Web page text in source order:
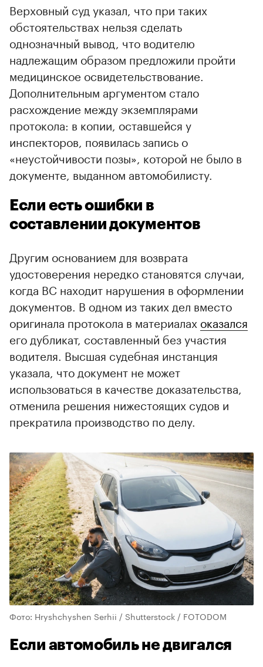
Верховный суд указал, что при таких
обстоятельствах нельзя сделать
однозначный вывод, что водителю
надлежащим образом предложили пройти
медицинское освидетельствование.
Дополнительным аргументом стало
расхождение между экземплярами
протокола: в копии, оставшейся у
инспекторов, появилась запись о
«неустойчивости позы», которой не было в
документе, выданном автомобилисту.
Если есть ошибки в
составлении документов
Другим основанием для возврата
удостоверения нередко становятся случаи,
когда ВС находит нарушения в оформлении
документов. В одном из таких дел вместо
оригинала протокола в материалах оказался
его дубликат, составленный без участия
водителя. Высшая судебная инстанция
указала, что документ не может
использоваться в качестве доказательства,
отменила решения нижестоящих судов и
прекратила производство по делу.
Фото: Hryshchyshen Serhii / Shutterstock / FOTODOM
Если автомобиль не двигался